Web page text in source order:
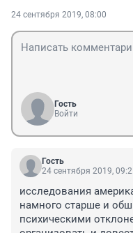
24 сентября 2019, 08:00
Гость
Войти
Гость
24 сентября 2019,
исследования
намного старше и
психическими